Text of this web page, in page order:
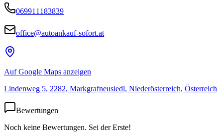
069911183839
office@autoankauf-sofort.at
Auf Google Maps anzeigen
Lindenweg 5, 2282, Markgrafneusiedl, Niederösterreich, Österreich
Bewertungen
Noch keine Bewertungen. Sei der Erste!